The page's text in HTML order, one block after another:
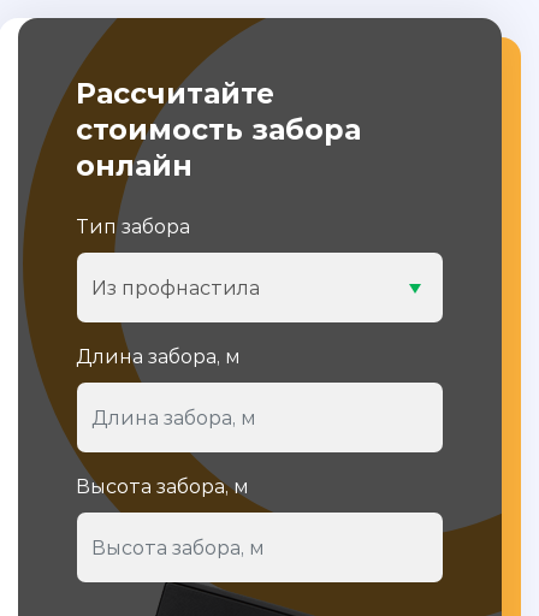
Рассчитайте
стоимость забора
онлайн
Тип забора
Из профнастила
Длина забора, м
Высота забора, м